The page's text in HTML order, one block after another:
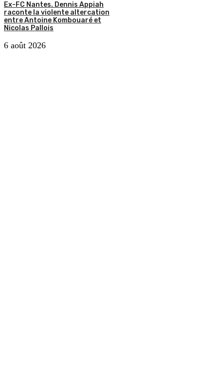
Ex-FC Nantes. Dennis Appiah
raconte la violente altercation
entre Antoine Kombouaré et
Nicolas Pallois
6 août 2026